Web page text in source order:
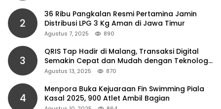
2
36 Ribu Pangkalan Resmi Pertamina Jamin
Distribusi LPG 3 Kg Aman di Jawa Timur
Agustus 7, 2025 890
3
QRIS Tap Hadir di Malang, Transaksi Digital
Semakin Cepat dan Mudah dengan Teknologi
NFC
Agustus 13, 2025 870
4
Menpora Buka Kejuaraan Fin Swimming Piala
Kasal 2025, 900 Atlet Ambil Bagian